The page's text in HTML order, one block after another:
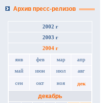
Архив пресс-релизов
2002 г
2003 г
2004 г
янв фев мар апр
май июн июл авг
сен окт ноя дек
декабрь